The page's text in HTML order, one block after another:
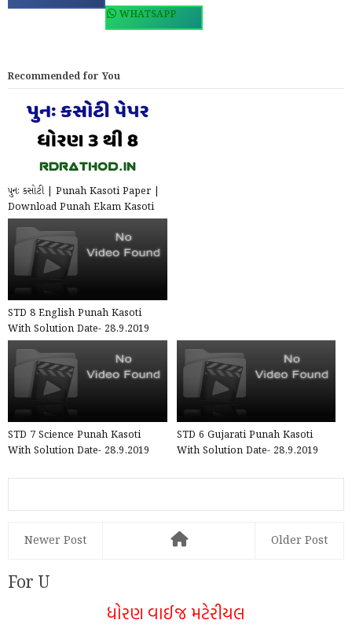
WHATSAPP
Recommended for You
પુનઃ કસોટી | Punah Kasoti Paper |
Download Punah Ekam Kasoti
Papers For Std 3,4,...
STD 8 English Punah Kasoti
With Solution Date- 28.9.2019
STD 7 Science Punah Kasoti
With Solution Date- 28.9.2019
STD 6 Gujarati Punah Kasoti
With Solution Date- 28.9.2019
Newer Post Older Post
For U
ધોરણ વાઈજ મટેરીયલ